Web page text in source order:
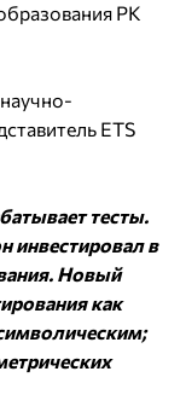
РК
ETS
тесты.
инвестировал в
Новый
как